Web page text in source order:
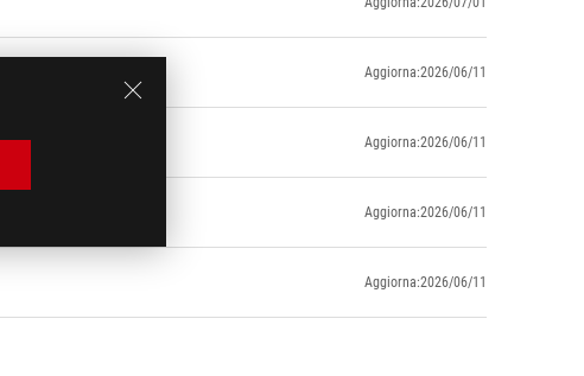
Aggiorna:2026/06/11
Aggiorna:2026/06/11
Aggiorna:2026/06/11
Aggiorna:2026/06/11